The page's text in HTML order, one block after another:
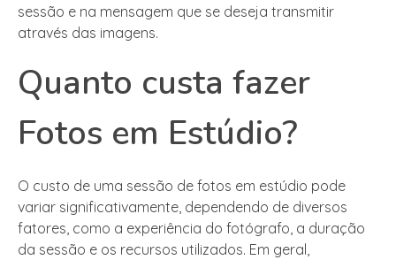
sessão e na mensagem que se deseja transmitir
através das imagens.
Quanto custa fazer
Fotos em Estúdio?
O custo de uma sessão de fotos em estúdio pode
variar significativamente, dependendo de diversos
fatores, como a experiência do fotógrafo, a duração
da sessão e os recursos utilizados. Em geral,